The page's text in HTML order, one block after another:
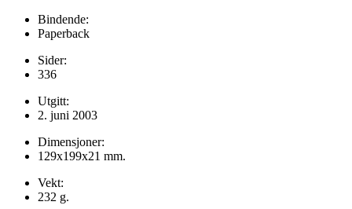
Bindende:
Paperback
Sider:
336
Utgitt:
2. juni 2003
Dimensjoner:
129x199x21 mm.
Vekt:
232 g.